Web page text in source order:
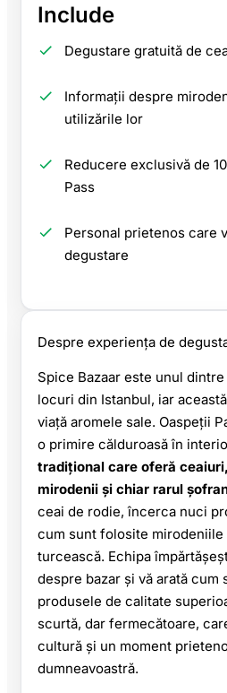
Include
Degustare gratuită de
Informații despre
utilizările lor
Reducere exclusivă de
Pass
Personal prietenos care
degustare
Despre experiența de
Spice Bazaar este unul
locuri din Istanbul, iar
viață aromele sale. Oaspeții
o primire călduroasă în
tradițional care oferă
mirodenii și chiar rarul
ceai de rodie, încerca nuci
cum sunt folosite
turcească. Echipa
despre bazar și vă arată cum
produsele de calitate
scurtă, dar fermecătoare,
cultură și un moment
dumneavoastră.